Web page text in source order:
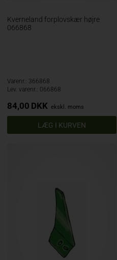
Kverneland forplovskær højre
066868
Varenr.: 366868
Lev. varenr.: 066868
84,00 DKK ekskl. moms